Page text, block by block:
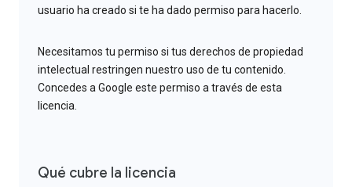
usuario ha creado si te ha dado permiso para hacerlo.
Necesitamos tu permiso si tus derechos de propiedad
intelectual restringen nuestro uso de tu contenido.
Concedes a Google este permiso a través de esta
licencia.
Qué cubre la licencia